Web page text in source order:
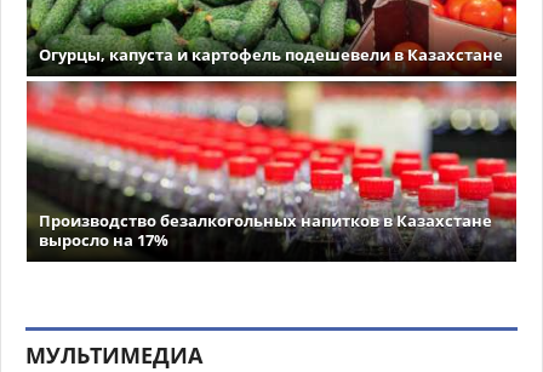
Огурцы, капуста и картофель подешевели в Казахстане
Производство безалкогольных напитков в Казахстане
выросло на 17%
МУЛЬТИМЕДИА